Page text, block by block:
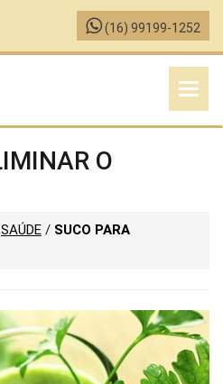
(16) 99199-1252
MENU
O
SAÚDE / SUCO PARA